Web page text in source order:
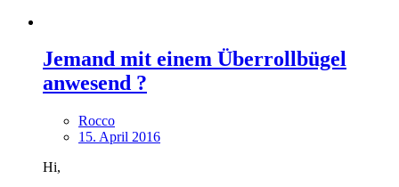
Jemand mit einem Überrollbügel
anwesend ?
Rocco
15. April 2016
Hi,